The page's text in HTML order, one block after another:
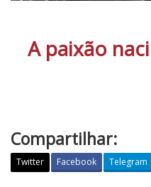
A paixão
Compartilhar:
Twitter Facebook Telegram